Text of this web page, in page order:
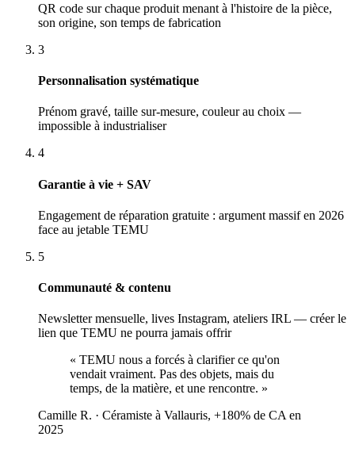
QR code sur chaque produit menant à l'histoire de la pièce,
son origine, son temps de fabrication
3
Personnalisation systématique
Prénom gravé, taille sur-mesure, couleur au choix —
impossible à industrialiser
4
Garantie à vie + SAV
Engagement de réparation gratuite : argument massif en 2026
face au jetable TEMU
5
Communauté & contenu
Newsletter mensuelle, lives Instagram, ateliers IRL — créer le
lien que TEMU ne pourra jamais offrir
« TEMU nous a forcés à clarifier ce qu'on
vendait vraiment. Pas des objets, mais du
temps, de la matière, et une rencontre. »
Camille R. · Céramiste à Vallauris, +180% de CA en
2025